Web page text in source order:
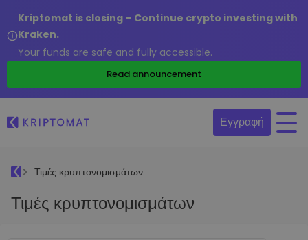
Kriptomat is closing – Continue crypto investing with
Kraken.
Your funds are safe and fully accessible.
Read announcement
Εγγραφή
Τιμές κρυπτονομισμάτων
Τιμές κρυπτονομισμάτων